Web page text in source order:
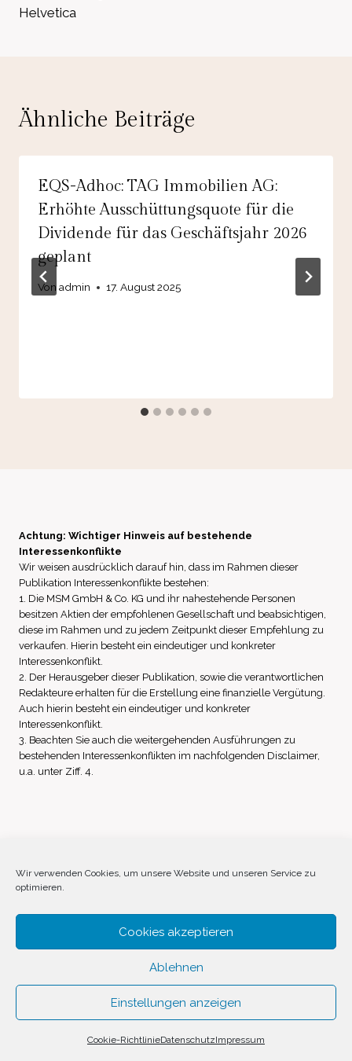
Wir verwenden Cookies, um unsere Website und unseren Service zu
optimieren.
Cookies akzeptieren
Ablehnen
Einstellungen anzeigen
Cookie-RichtlinieDatenschutzImpressum
Helvetica
Ähnliche Beiträge
EQS-Adhoc: TAG Immobilien AG:
Erhöhte Ausschüttungsquote für die
Dividende für das Geschäftsjahr 2026
geplant
Von admin 17. August 2025
Achtung: Wichtiger Hinweis auf bestehende
Interessenkonflikte
Wir weisen ausdrücklich darauf hin, dass im Rahmen dieser
Publikation Interessenkonflikte bestehen:
1. Die MSM GmbH & Co. KG und ihr nahestehende Personen
besitzen Aktien der empfohlenen Gesellschaft und beabsichtigen,
diese im Rahmen und zu jedem Zeitpunkt dieser Empfehlung zu
verkaufen. Hierin besteht ein eindeutiger und konkreter
Interessenkonflikt.
2. Der Herausgeber dieser Publikation, sowie die verantwortlichen
Redakteure erhalten für die Erstellung eine finanzielle Vergütung.
Auch hierin besteht ein eindeutiger und konkreter
Interessenkonflikt.
3. Beachten Sie auch die weitergehenden Ausführungen zu
bestehenden Interessenkonflikten im nachfolgenden Disclaimer,
u.a. unter Ziff. 4.
Impressum Datenschutz
Disclaimer
© 2026 Invest Inside by